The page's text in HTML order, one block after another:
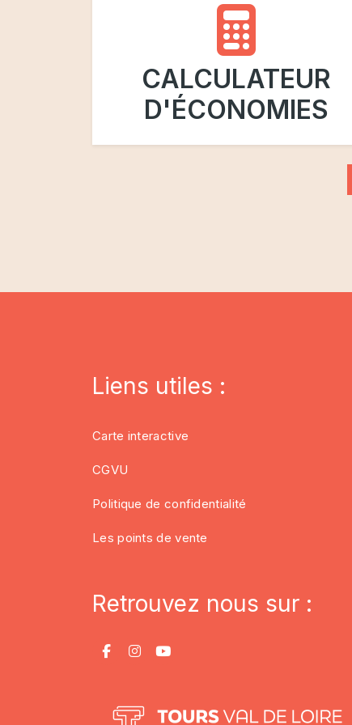
CALCULATEUR
D'ÉCONOMIES
Liens utiles :
Carte interactive
CGVU
Politique de confidentialité
Les points de vente
Retrouvez nous sur :